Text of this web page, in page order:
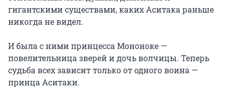
гигантскими существами, каких Аситака раньше
никогда не видел.
И была с ними принцесса Мононоке —
повелительница зверей и дочь волчицы. Теперь
судьба всех зависит только от одного воина —
принца Аситаки.